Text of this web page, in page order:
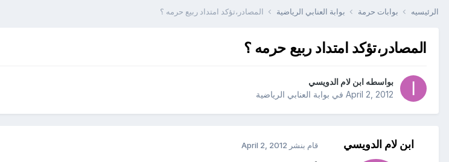
الرئيسيه بوابات حرمة بوابة العنابي الرياضية المصادر،تؤكد امتداد ربيع حرمه ؟
المصادر،تؤكد امتداد ربيع حرمه ؟
بواسطه ابن لام الدويسي
April 2, 2012 في بوابة العنابي الرياضية
ابن لام الدويسي قام بنشر April 2, 2012